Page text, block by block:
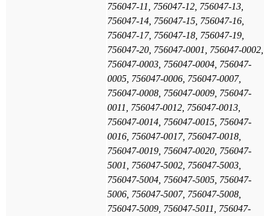
756047-11, 756047-12, 756047-13,
756047-14, 756047-15, 756047-16,
756047-17, 756047-18, 756047-19,
756047-20, 756047-0001, 756047-0002,
756047-0003, 756047-0004, 756047-
0005, 756047-0006, 756047-0007,
756047-0008, 756047-0009, 756047-
0011, 756047-0012, 756047-0013,
756047-0014, 756047-0015, 756047-
0016, 756047-0017, 756047-0018,
756047-0019, 756047-0020, 756047-
5001, 756047-5002, 756047-5003,
756047-5004, 756047-5005, 756047-
5006, 756047-5007, 756047-5008,
756047-5009, 756047-5011, 756047-